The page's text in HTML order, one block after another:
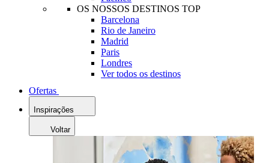
OS NOSSOS DESTINOS TOP
Barcelona
Rio de Janeiro
Madrid
Paris
Londres
Ver todos os destinos
Ofertas
Inspirações
Voltar